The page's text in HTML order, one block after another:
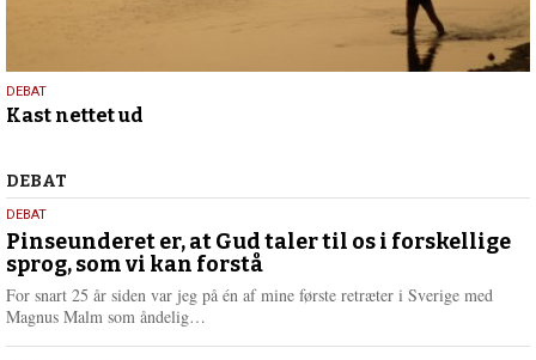
7.
maj
DEBAT
Kast nettet ud
Debat
DEBAT
5.
august
2026
DEBAT
Pinseunderet er, at Gud taler til os i forskellige
sprog, som vi kan forstå
For snart 25 år siden var jeg på én af mine første retræter i Sverige med
Magnus Malm som åndelig…